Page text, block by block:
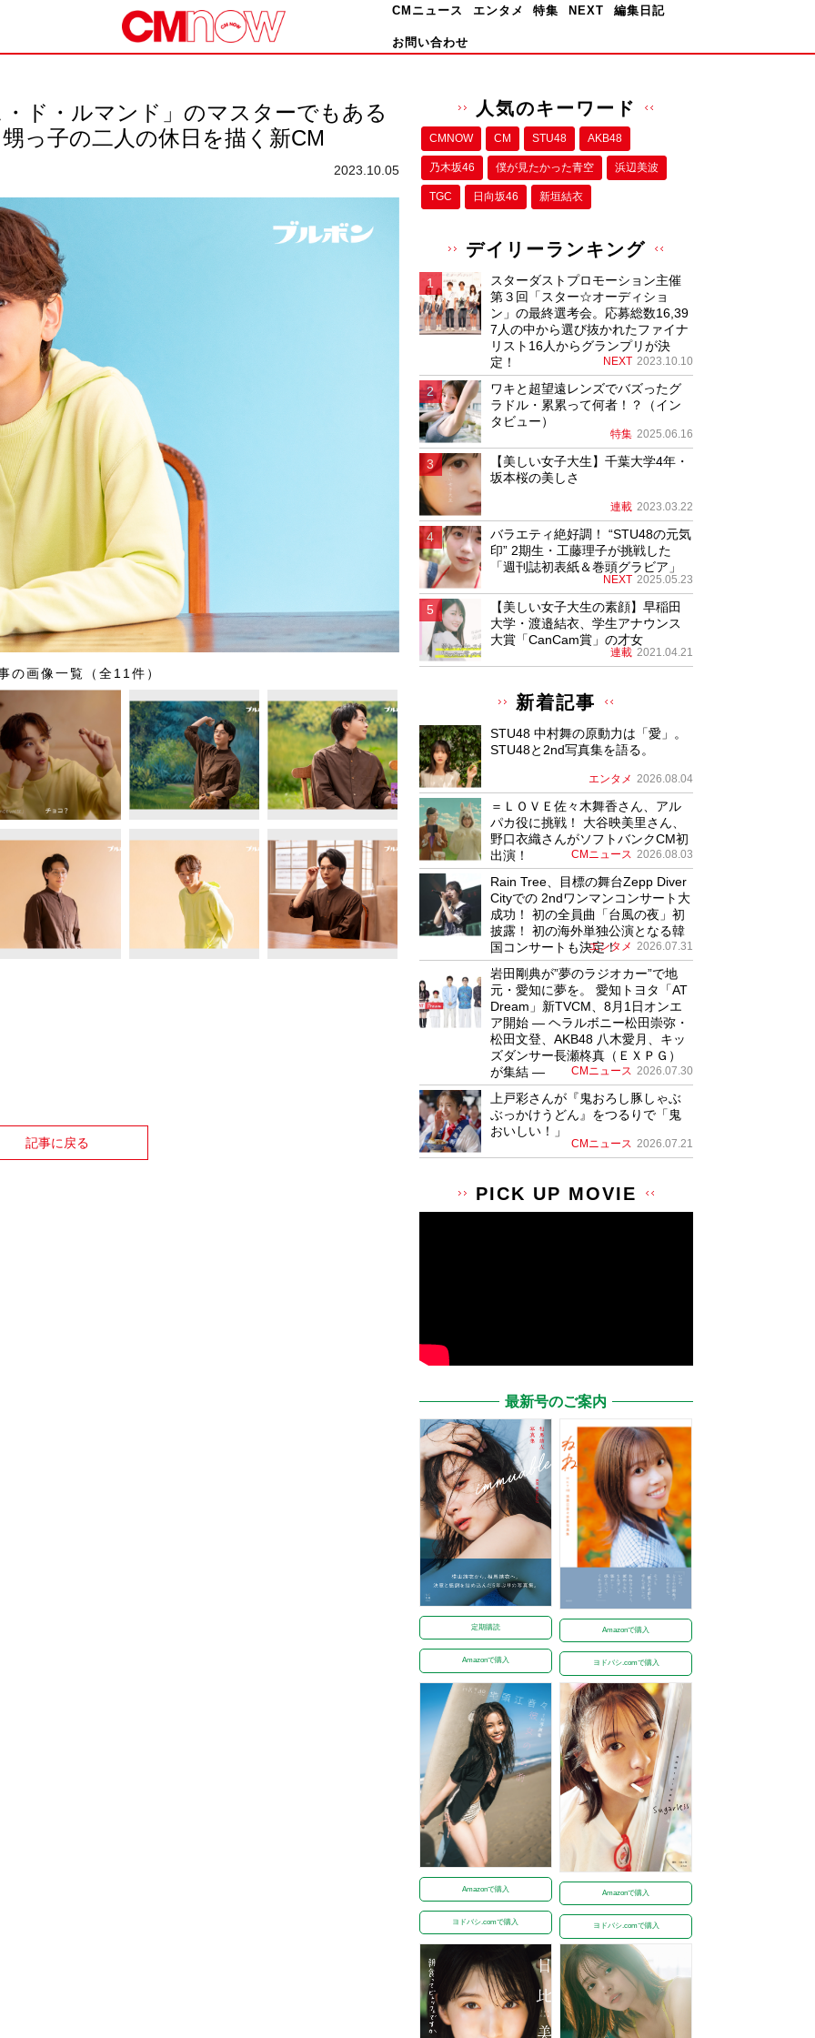
CMニュース エンタメ 特集 NEXT 編集日記
お問い合わせ
ド・ルマンド」のマスターでもある
っ子の二人の休日を描く新CM
2023.10.05
の画像一覧（全11件）
記事に戻る
人気のキーワード
CMNOW CM STU48 AKB48
乃木坂46 僕が⾒たかった⻘空 浜辺美波
TGC 日向坂46 新垣結衣
デイリーランキング
スターダストプロモーション主催
第３回「スター☆オーディショ
ン」の最終選考会。応募総数16,39
7人の中から選び抜かれたファイナ
リスト16人からグランプリが決
定！
NEXT 2023.10.10
ワキと超望遠レンズでバズったグ
ラドル・累累って何者！？（イン
タビュー）
特集 2025.06.16
【美しい女子大生】千葉大学4年・
坂本桜の美しさ
連載 2023.03.22
バラエティ絶好調！ “STU48の元気
印” 2期生・工藤理子が挑戦した
「週刊誌初表紙＆巻頭グラビア」
NEXT 2025.05.23
【美しい女子大生の素顔】早稲田
大学・渡邉結衣、学生アナウンス
大賞「CanCam賞」の才女
連載 2021.04.21
新着記事
STU48 中村舞の原動力は「愛」。
STU48と2nd写真集を語る。
エンタメ 2026.08.04
＝ＬＯＶＥ佐々木舞香さん、アル
パカ役に挑戦！ 大谷映美里さん、
野口衣織さんがソフトバンクCM初
出演！
CMニュース 2026.08.03
Rain Tree、目標の舞台Zepp Diver
Cityでの 2ndワンマンコンサート大
成功！ 初の全員曲「台風の夜」初
披露！ 初の海外単独公演となる韓
国コンサートも決定！
エンタメ 2026.07.31
岩田剛典が”夢のラジオカー”で地
元・愛知に夢を。 愛知トヨタ「AT
Dream」新TVCM、8月1日オンエ
ア開始 ― ヘラルボニー松田崇弥・
松田文登、AKB48 八木愛月、キッ
ズダンサー長瀬柊真（ＥＸＰＧ）
が集結 ―
CMニュース 2026.07.30
上戸彩さんが『鬼おろし豚しゃぶ
ぶっかけうどん』をつるりで「鬼
おいしい！」
CMニュース 2026.07.21
PICK UP MOVIE
最新号のご案内
定期購読
Amazonで購入
Amazonで購入
ヨドバシ.comで購入
Amazonで購入
ヨドバシ.comで購入
Amazonで購入
ヨドバシ.comで購入